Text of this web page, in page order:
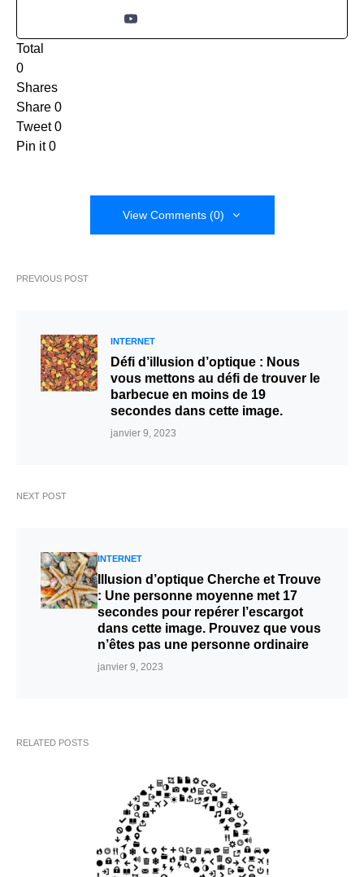
Total
0
Shares
Share 0
Tweet 0
Pin it 0
View Comments (0)
PREVIOUS POST
INTERNET
Défi d’illusion d’optique : Nous
vous mettons au défi de trouver le
barbecue en moins de 19
secondes dans cette image.
janvier 9, 2023
NEXT POST
INTERNET
Illusion d’optique Cherche et Trouve
: Une personne moyenne met 17
secondes pour repérer l’escargot
dans cette image. Prouvez que vous
n’êtes pas une personne ordinaire
janvier 9, 2023
RELATED POSTS